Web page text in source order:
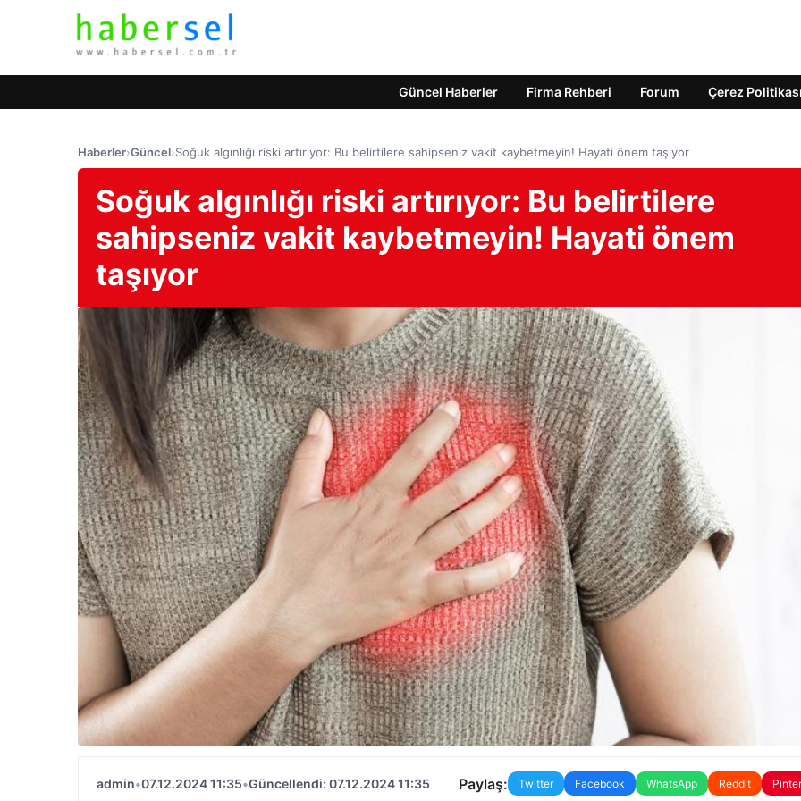
Güncel Haberler Firma Rehberi Forum Çerez Politikası
Haberler›Güncel›Soğuk algınlığı riski artırıyor: Bu belirtilere sahipseniz vakit kaybetmeyin! Hayati önem taşıyor
Soğuk algınlığı riski artırıyor: Bu belirtilere
sahipseniz vakit kaybetmeyin! Hayati önem
taşıyor
admin•07.12.2024 11:35•Güncellendi: 07.12.2024 11:35 Paylaş: Twitter Facebook WhatsApp Reddit